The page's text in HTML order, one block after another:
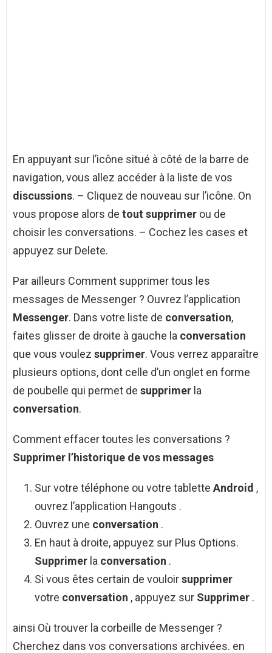
En appuyant sur l’icône situé à côté de la barre de
navigation, vous allez accéder à la liste de vos
discussions. – Cliquez de nouveau sur l’icône. On
vous propose alors de tout supprimer ou de
choisir les conversations. – Cochez les cases et
appuyez sur Delete.
Par ailleurs Comment supprimer tous les
messages de Messenger ? Ouvrez l’application
Messenger. Dans votre liste de conversation,
faites glisser de droite à gauche la conversation
que vous voulez supprimer. Vous verrez apparaître
plusieurs options, dont celle d’un onglet en forme
de poubelle qui permet de supprimer la
conversation.
Comment effacer toutes les conversations ?
Supprimer l’historique de vos messages
Sur votre téléphone ou votre tablette Android ,
ouvrez l’application Hangouts .
Ouvrez une conversation .
En haut à droite, appuyez sur Plus Options.
Supprimer la conversation .
Si vous êtes certain de vouloirsupprimer
votre conversation , appuyez sur Supprimer .
ainsi Où trouver la corbeille de Messenger ?
Cherchez dans vos conversations archivées. en